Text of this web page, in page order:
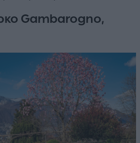
Gambarogno,